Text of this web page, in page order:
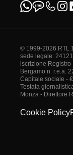
© 1999-2026 RTL
sede legale: 24121
iscrizione Registro
Bergamo n. r.e.a.
Capitale sociale -
Testata
Monza - Direttore
Cookie Policy